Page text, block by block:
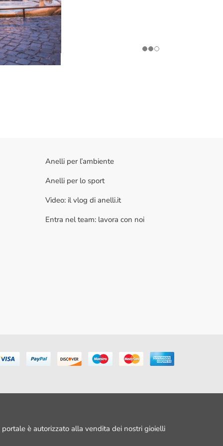
Anelli per l’ambiente
Anelli per lo sport
Video: il vlog di anelli.it
Entra nel team: lavora con noi
è autorizzato alla vendita dei nostri gioielli